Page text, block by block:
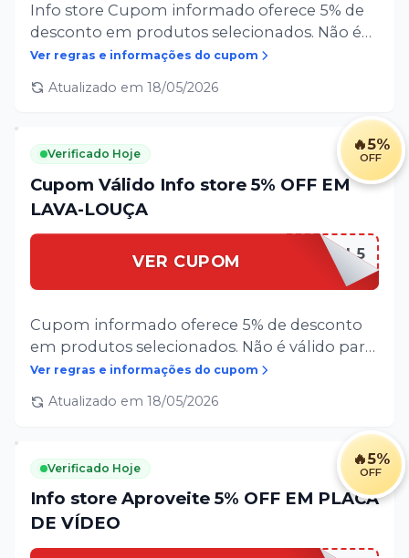
Info store Cupom informado oferece 5% de
desconto em produtos selecionados. Não é
válido para softwares ou serviços. Sujeito à
comunicação prévia. Limitado a 1 (hum) uso
realizadas para a cidade de Manaus,
Amazonas.
Ver regras e informações do cupom
Atualizado em18/05/2026
🔥5%
OFF
Verificado Hoje
Cupom Válido Info store 5% OFF EM
LAVA-LOUÇA
VER CUPOM LAL5
Cupom informado oferece 5% de desconto
em produtos selecionados. Não é válido para
softwares ou serviços. Sujeito à alteração ou
Limitado a 1 (hum) uso por cliente. Exclusivo
Manaus, Amazonas. - Oferta Info store
Ver regras e informações do cupom
Atualizado em18/05/2026
🔥5%
OFF
Verificado Hoje
Info store Aproveite 5% OFF EM PLACA
DE VÍDEO